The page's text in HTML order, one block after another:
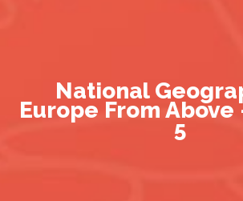
National
Europe From Above
5